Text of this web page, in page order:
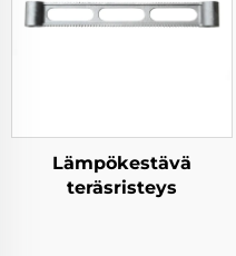
Lämpökestävä
teräsristeys